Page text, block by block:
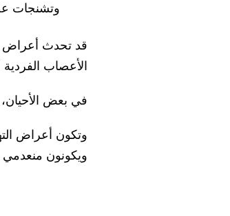
وتشنجات
قد تحدث أعراض
الأعصاب
في بعض
وتكون أعراض
ويكونون منعدمي